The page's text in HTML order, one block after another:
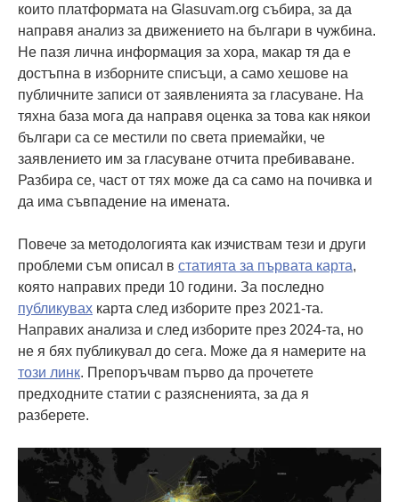
които платформата на Glasuvam.org събира, за да
направя анализ за движението на българи в чужбина.
Не пазя лична информация за хора, макар тя да е
достъпна в изборните списъци, а само хешове на
публичните записи от заявленията за гласуване. На
тяхна база мога да направя оценка за това как някои
българи са се местили по света приемайки, че
заявлението им за гласуване отчита пребиваване.
Разбира се, част от тях може да са само на почивка и
да има съвпадение на имената.
Повече за методологията как изчиствам тези и други
проблеми съм описал в статията за първата карта,
която направих преди 10 години. За последно
публикувах карта след изборите през 2021-та.
Направих анализа и след изборите през 2024-та, но
не я бях публикувал до сега. Може да я намерите на
този линк. Препоръчвам първо да прочетете
предходните статии с разясненията, за да я
разберете.